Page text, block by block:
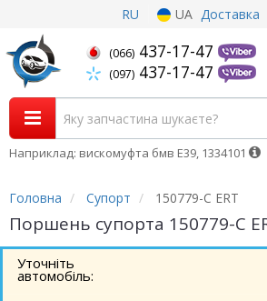
RU UA Доставка
(066) 437-17-47
(097) 437-17-47
Наприклад: вискомуфта бмв Е39, 1334101
Головна Супорт 150779-C ERT
Поршень супорта 150779-C
Уточніть
автомобіль: